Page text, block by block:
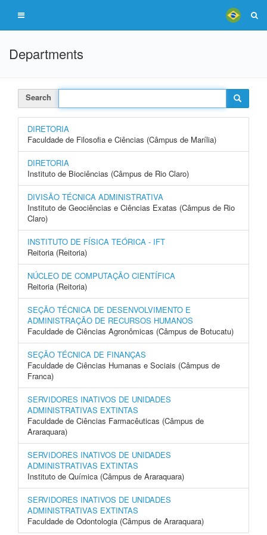
Departments
Search
DIRETORIA
Faculdade de Filosofia e Ciências (Câmpus de Marília)
DIRETORIA
Instituto de Biociências (Câmpus de Rio Claro)
DIVISÃO TÉCNICA ADMINISTRATIVA
Instituto de Geociências e Ciências Exatas (Câmpus de Rio
Claro)
INSTITUTO DE FÍSICA TEÓRICA - IFT
Reitoria (Reitoria)
NÚCLEO DE COMPUTAÇÃO CIENTÍFICA
Reitoria (Reitoria)
SEÇÃO TÉCNICA DE DESENVOLVIMENTO E
ADMINISTRAÇÃO DE RECURSOS HUMANOS
Faculdade de Ciências Agronômicas (Câmpus de Botucatu)
SEÇÃO TÉCNICA DE FINANÇAS
Faculdade de Ciências Humanas e Sociais (Câmpus de
Franca)
SERVIDORES INATIVOS DE UNIDADES
ADMINISTRATIVAS EXTINTAS
Faculdade de Ciências Farmacêuticas (Câmpus de
Araraquara)
SERVIDORES INATIVOS DE UNIDADES
ADMINISTRATIVAS EXTINTAS
Instituto de Química (Câmpus de Araraquara)
SERVIDORES INATIVOS DE UNIDADES
ADMINISTRATIVAS EXTINTAS
Faculdade de Odontologia (Câmpus de Araraquara)